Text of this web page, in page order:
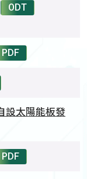
ODT
PDF
設太陽能板發
PDF